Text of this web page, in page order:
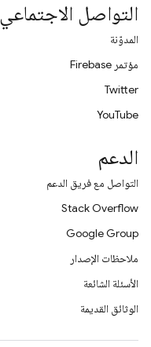
التواصل الاجتماعي
المدوّنة
مؤتمر Firebase
Twitter
YouTube
الدعم
التواصل مع فريق الدعم
Stack Overflow
Google Group
ملاحظات الإصدار
الأسئلة الشائعة
الوثائق القديمة